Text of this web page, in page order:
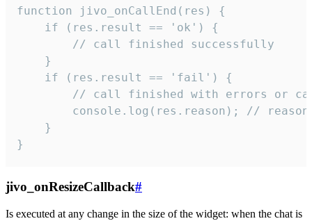
function jivo_onCallEnd(res) {
    if (res.result == 'ok') {
        // call finished successfully
    }
    if (res.result == 'fail') {
// call finished with errors or
console.log(res.reason); //
    }
}
jivo_onResizeCallback#
Is executed at any change in the size of the widget: when the chat is